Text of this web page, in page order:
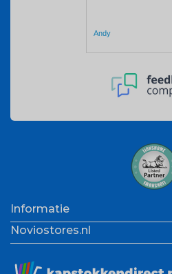
Informatie
Noviostores.nl